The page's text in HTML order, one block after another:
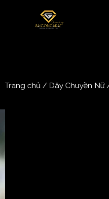
Trang chủ / Dây Chuyền Nữ/